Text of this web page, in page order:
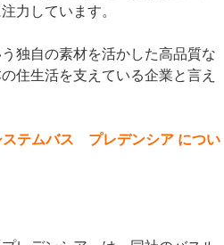
力しています。
独自の素材を活かした高品質な
住生活を支えている企業と言え
ステムバス プレデンシア につい